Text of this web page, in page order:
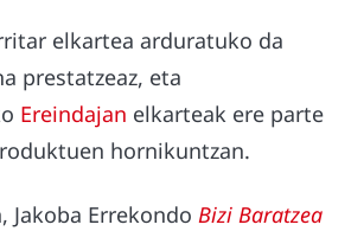
elkartea arduratuko da
prestatzeaz, eta
Ereindajan elkarteak ere parte
hornikuntzan.
Jakoba Errekondo Bizi Baratzea